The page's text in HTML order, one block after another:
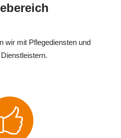
wir mit Pflegediensten und